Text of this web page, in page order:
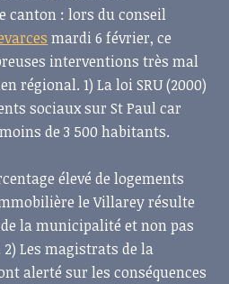
canton : lors du conseil
mardi 6 février, ce
interventions très mal
régional. 1) La loi SRU (2000)
sociaux sur St Paul car
de 3 500 habitants.
élevé de logements
le Villarey résulte
lamunicipalité et non pas
Les magistrats de la
alerté sur les conséquences